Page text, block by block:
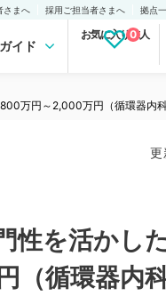
さまへ 採用ご担当者さまへ 拠点
イド
お気に入り求人
0
万円～2,000万円（循環器内科
性を活かし
循環器内科